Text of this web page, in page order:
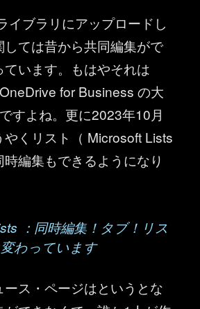
イブラリにアップロードし
ては昔から共同編集がで
ています。もはやそれは
for Business の大
すよね。更に2023年10月
やくリスト（ Microsoft Lists
編集もできるようになり
：同時編集！タブ！リス
わっています
ス・ページはというとな